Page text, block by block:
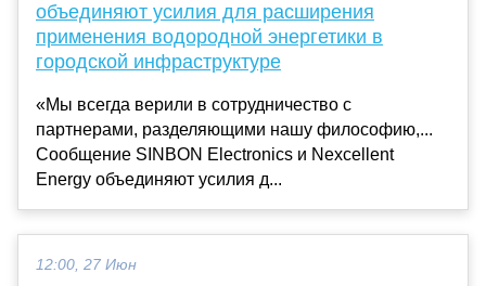
объединяют усилия для расширения
применения водородной энергетики в
городской инфраструктуре
«Мы всегда верили в сотрудничество с
партнерами, разделяющими нашу философию,...
Сообщение SINBON Electronics и Nexcellent
Energy объединяют усилия д...
12:00, 27 Июн